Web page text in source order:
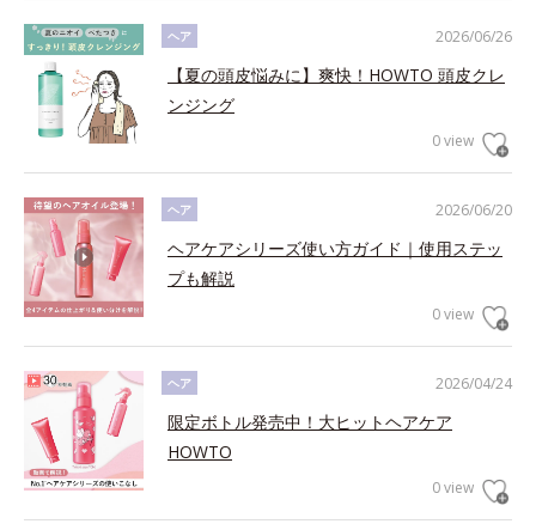
2026/06/26
ヘア
【夏の頭皮悩みに】爽快！HOWTO 頭皮クレ
ンジング
0 view
2026/06/20
ヘア
ヘアケアシリーズ使い方ガイド｜使用ステッ
プも解説
0 view
2026/04/24
ヘア
限定ボトル発売中！大ヒットヘアケア
HOWTO
0 view